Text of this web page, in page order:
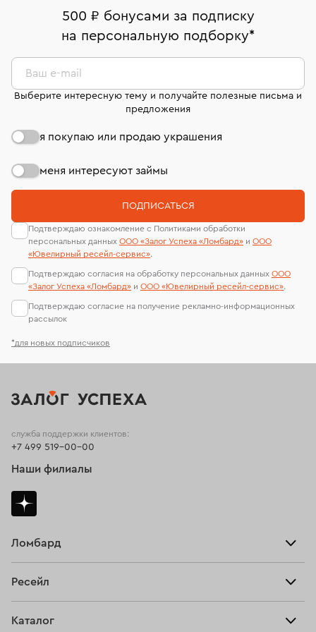
комиссионных украшений и часов смотрите на
странице«Возврат украшений»
Москва, ул. Грузинский Вал, д. 28/45
Срок бронирования украшения при самовывозе из
Оплата наличными или картой
Система быстрых платежей (по QR-коду)
В кредит от Т-Банка (до 50 000 руб., на 3–6 мес.)
номер (УИН)
На особо ценные изделия получены
сертификаты МГУ и других геммологических
лабораторий
500 ₽ бонусами за подписку
на персональную подборку*
*для новых подписчиков
Ваш e-mail
Выберите интересную тему и получайте полезные письма и
предложения
я покупаю или продаю украшения
меня интересуют займы
ПОДПИСАТЬСЯ
Подтверждаю ознакомление с Политиками обработки
персональных данных ООО «Залог Успеха «Ломбард» и ООО
«Ювелирный ресейл-сервиc».
Подтверждаю согласия на обработку персональных данных ООО
«Залог Успеха «Ломбард» и ООО «Ювелирный ресейл-сервиc».
Подтверждаю согласие на получение рекламно-информационных
рассылок
Ломбард
Тарифы
Ресейл
Каталог
служба поддержки клиентов:
+7 499 519-00-00
Наши филиалы